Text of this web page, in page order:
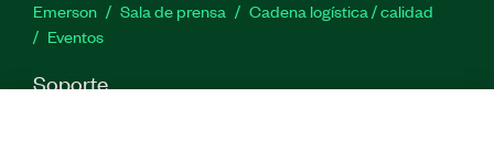
Emerson
Sala de prensa
Cadena logística / calidad
Eventos
Soporte